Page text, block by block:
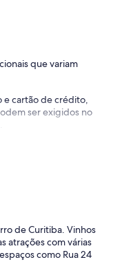
que variam
e cartão de crédito,
ser exigidos no
de Curitiba. Vinhos
atrações com várias
como Rua 24